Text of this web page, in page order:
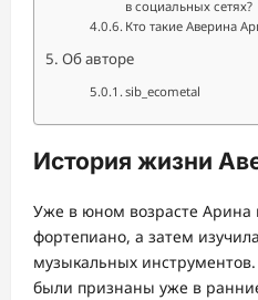
в социальных сетях?
Кто такие Аверина
Об авторе
sib_ecometal
История жизни
Уже в юном возрасте Арина
фортепиано, а затем
музыкальных
были признаны уже в